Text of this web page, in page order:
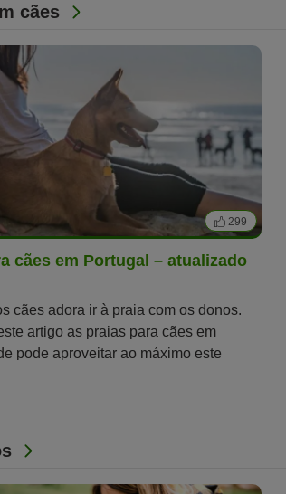
cães
299
cães em Portugal – atualizado
cães adora ir à praia com os donos.
artigo as praias para cães em
pode aproveitar ao máximo este